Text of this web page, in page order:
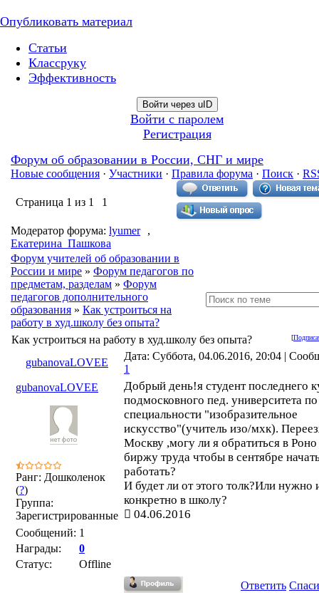
Опубликовать материал
Статьи
Классруку
Эффективность
Войти через uID
Войти с паролем
Регистрация
Форум об образовании в России, СНГ и мире
Новые сообщения · Участники · Правила форума · Поиск ·
Страница 1 из 1 1
Модератор форума: lyumer
,
Екатерина_Пашкова
Форум учителей об образовании в
России и мире » Форум педагогов по
предметам, разделам » Форум
педагогов дополнительного
образования » Как устроиться на
работу в худ.школу без опыта?
[
Как устроиться на работу в худ.школу без опыта?
gubanovaLOVEE
Дата: Суббота, 04.06.2016, 20:04 |
1
gubanovaLOVEE
Ранг: Дошколенок
(?)
Группа:
Зарегистрированные
Сообщений: 1
Награды:
0
Статус:
Offline
Добрый день!я студент последнего
подмосковного пед. университета по
специальности "изобразительное
искусство"(учитель изо/мхк).
Москву ,могу ли я обратиться в
биржу труда чтобы в сентябре
работать?
И будет ли от этого толк?Или нужно
конкретно в школу?
04.06.2016
Ответить